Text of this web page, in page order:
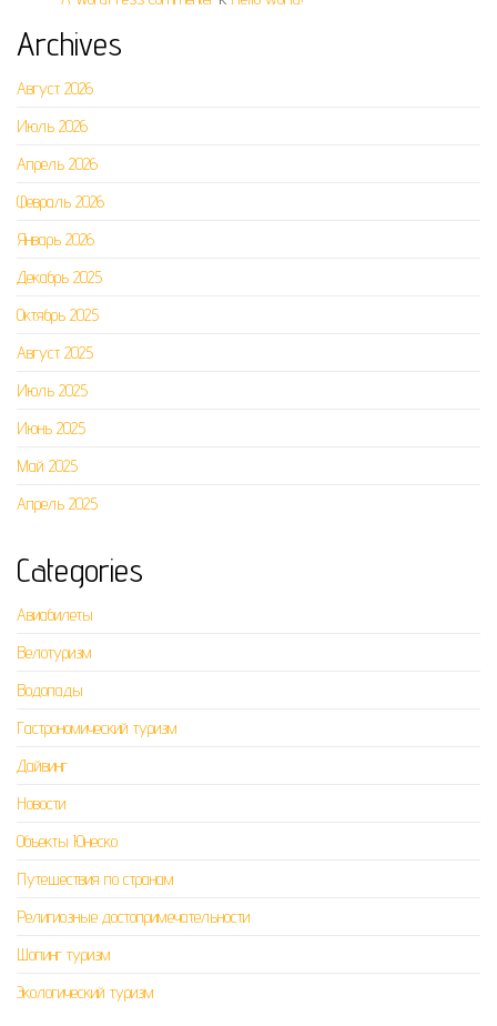
Archives
Август 2026
Июль 2026
Апрель 2026
Февраль 2026
Январь 2026
Декабрь 2025
Октябрь 2025
Август 2025
Июль 2025
Июнь 2025
Май 2025
Апрель 2025
Categories
Авиабилеты
Велотуризм
Водопады
Гастрономический туризм
Дайвинг
Новости
Объекты Юнеско
Путешествия по странам
Религиозные достопримечательности
Шопинг туризм
Экологический туризм